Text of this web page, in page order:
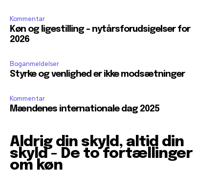
Kommentar
Køn og ligestilling – nytårsforudsigelser for
2026
Boganmeldelser
Styrke og venlighed er ikke modsætninger
Kommentar
Mændenes internationale dag 2025
Aldrig din skyld, altid din
skyld - De to fortællinger
om køn